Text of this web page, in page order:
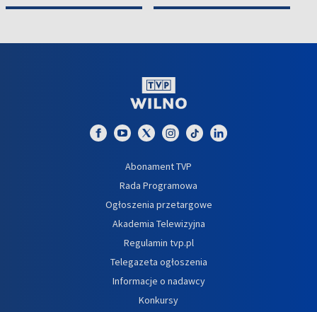
Abonament TVP
Rada Programowa
Ogłoszenia przetargowe
Akademia Telewizyjna
Regulamin tvp.pl
Telegazeta ogłoszenia
Informacje o nadawcy
Konkursy